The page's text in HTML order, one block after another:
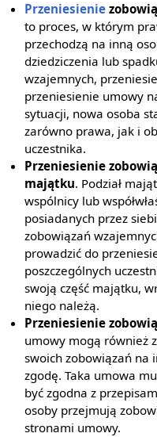
Przeniesienie
to proces, w którym
przechodzą na inną
dziedziczenia lub
wzajemnych,
przeniesienie umowy
sytuacji, nowa osoba
zarówno prawa, jak i
uczestnika.
Przeniesienie
majątku. Podział
wspólnicy lub
posiadanych przez
zobowiązań
prowadzić do
poszczególnych
swoją część majątku,
niego należą.
Przeniesienie
umowy mogą również
swoich zobowiązań na
zgodę. Taka umowa
być zgodna z
osoby przejmują
stronami umowy.